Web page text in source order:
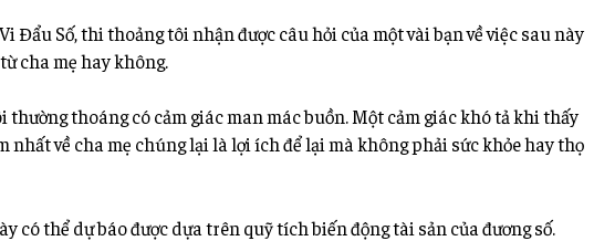
Đẩu Số, thi thoảng tôi nhận được câu hỏi của một vài bạn về việc sau này
cha mẹ hay không.
thường thoáng có cảm giác man mác buồn. Một cảm giác khó tả khi thấy
nhất về cha mẹ chúng lại là lợi ích để lại mà không phải sức khỏe hay thọ
có thể dự báo được dựa trên quỹ tích biến động tài sản của đương số.